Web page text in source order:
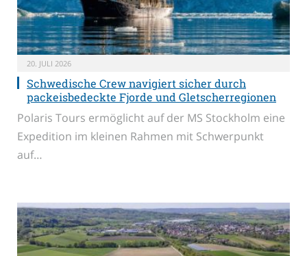
20. JULI 2026
Schwedische Crew navigiert sicher durch
packeisbedeckte Fjorde und Gletscherregionen
Polaris Tours ermöglicht auf der MS Stockholm eine
Expedition im kleinen Rahmen mit Schwerpunkt
auf…